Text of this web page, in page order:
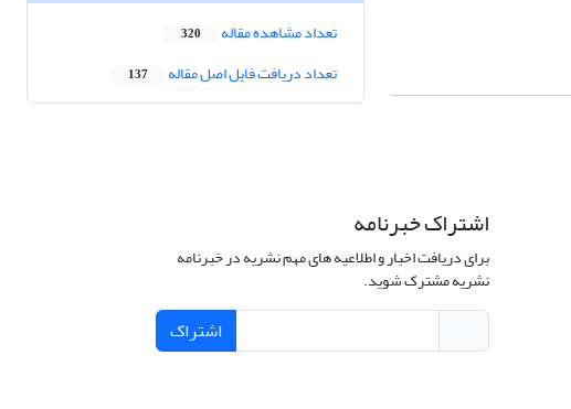
تعداد مشاهده مقاله 320
تعداد دریافت فایل اصل مقاله 137
اشتراک خبرنامه
برای دریافت اخبار و اطلاعیه های مهم نشریه در خبرنامه
نشریه مشترک شوید.
اشتراک